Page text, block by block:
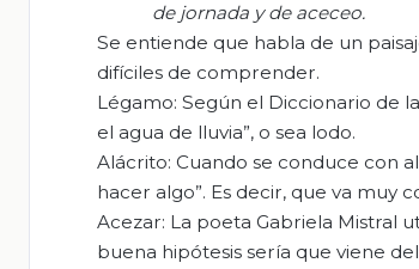
de jornada y de aceceo.
Se entiende que habla de un
difíciles de comprender.
Légamo: Según el Diccionario de
el agua de lluvia”, o sea lodo.
Alácrito: Cuando se conduce con
hacer algo”. Es decir, que va muy
Acezar: La poeta Gabriela Mistral
buena hipótesis sería que viene